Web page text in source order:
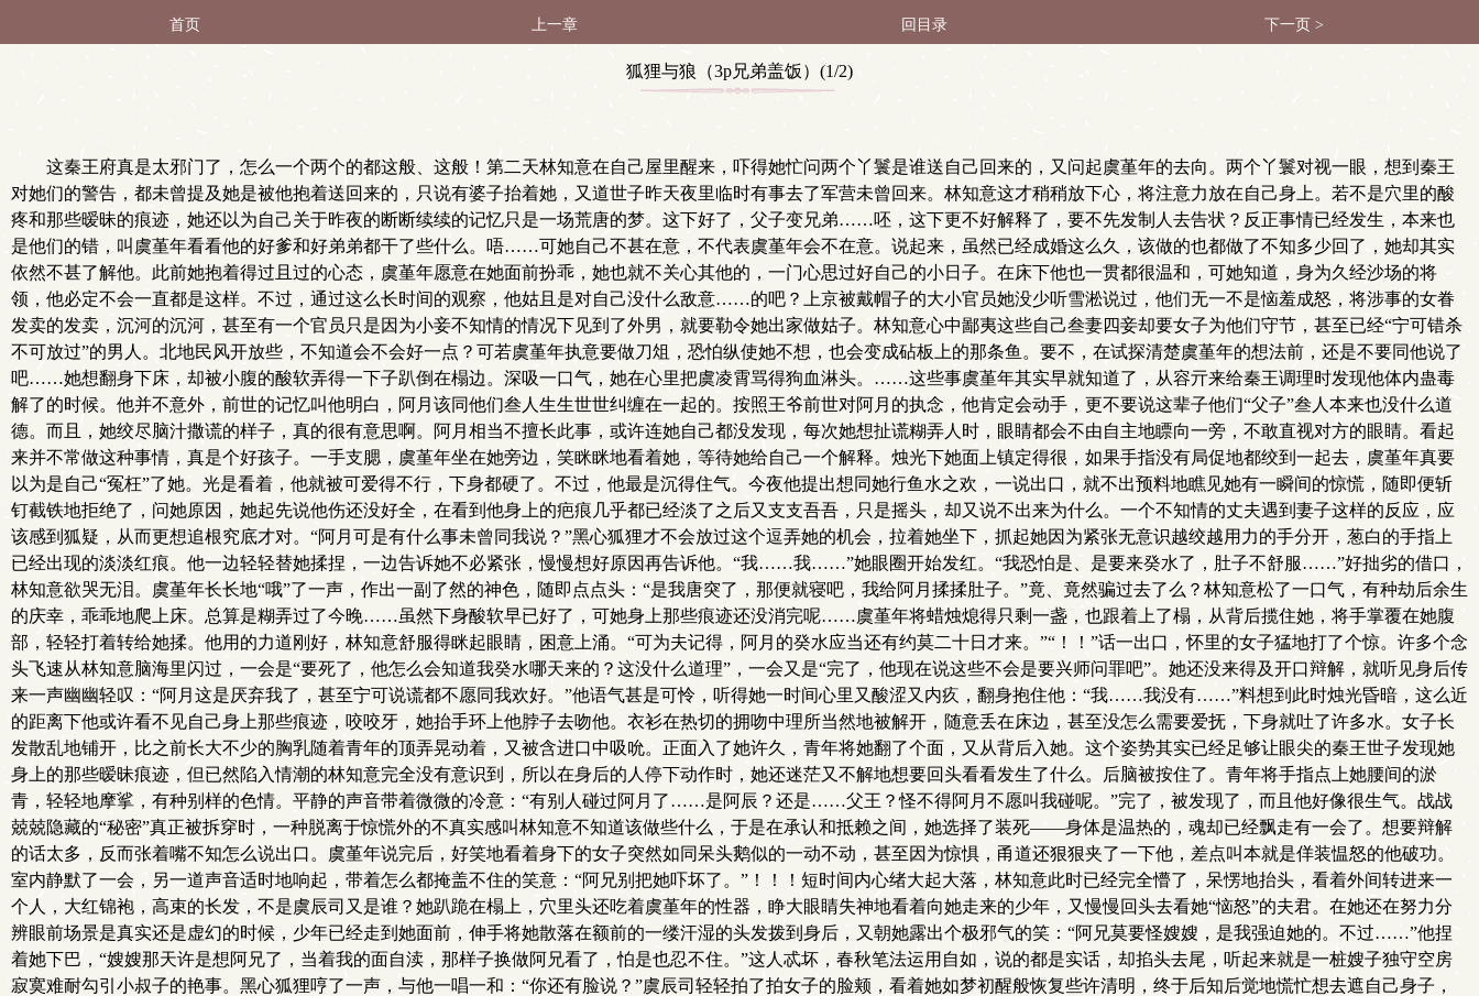
首页 上一章 回目录 下一页 >
狐狸与狼（3p兄弟盖饭）(1/2)
这秦王府真是太邪门了，怎么一个两个的都这般、这般！第二天林知意在自己屋里醒来，吓得她忙问两个丫鬟是谁送自己回来的，又问起虞堇年的去向。两个丫鬟对视一眼，想到秦王
对她们的警告，都未曾提及她是被他抱着送回来的，只说有婆子抬着她，又道世子昨天夜里临时有事去了军营未曾回来。林知意这才稍稍放下心，将注意力放在自己身上。若不是穴里的酸
疼和那些暧昧的痕迹，她还以为自己关于昨夜的断断续续的记忆只是一场荒唐的梦。这下好了，父子变兄弟……呸，这下更不好解释了，要不先发制人去告状？反正事情已经发生，本来也
是他们的错，叫虞堇年看看他的好爹和好弟弟都干了些什么。唔……可她自己不甚在意，不代表虞堇年会不在意。说起来，虽然已经成婚这么久，该做的也都做了不知多少回了，她却其实
依然不甚了解他。此前她抱着得过且过的心态，虞堇年愿意在她面前扮乖，她也就不关心其他的，一门心思过好自己的小日子。在床下他也一贯都很温和，可她知道，身为久经沙场的将
领，他必定不会一直都是这样。不过，通过这么长时间的观察，他姑且是对自己没什么敌意……的吧？上京被戴帽子的大小官员她没少听雪淞说过，他们无一不是恼羞成怒，将涉事的女眷
发卖的发卖，沉河的沉河，甚至有一个官员只是因为小妾不知情的情况下见到了外男，就要勒令她出家做姑子。林知意心中鄙夷这些自己叁妻四妾却要女子为他们守节，甚至已经“宁可错杀
不可放过”的男人。北地民风开放些，不知道会不会好一点？可若虞堇年执意要做刀俎，恐怕纵使她不想，也会变成砧板上的那条鱼。要不，在试探清楚虞堇年的想法前，还是不要同他说了
吧……她想翻身下床，却被小腹的酸软弄得一下子趴倒在榻边。深吸一口气，她在心里把虞凌霄骂得狗血淋头。……这些事虞堇年其实早就知道了，从容亓来给秦王调理时发现他体内蛊毒
解了的时候。他并不意外，前世的记忆叫他明白，阿月该同他们叁人生生世世纠缠在一起的。按照王爷前世对阿月的执念，他肯定会动手，更不要说这辈子他们“父子”叁人本来也没什么道
德。而且，她绞尽脑汁撒谎的样子，真的很有意思啊。阿月相当不擅长此事，或许连她自己都没发现，每次她想扯谎糊弄人时，眼睛都会不由自主地瞟向一旁，不敢直视对方的眼睛。看起
来并不常做这种事情，真是个好孩子。一手支腮，虞堇年坐在她旁边，笑眯眯地看着她，等待她给自己一个解释。烛光下她面上镇定得很，如果手指没有局促地都绞到一起去，虞堇年真要
以为是自己“冤枉”了她。光是看着，他就被可爱得不行，下身都硬了。不过，他最是沉得住气。今夜他提出想同她行鱼水之欢，一说出口，就不出预料地瞧见她有一瞬间的惊慌，随即便斩
钉截铁地拒绝了，问她原因，她起先说他伤还没好全，在看到他身上的疤痕几乎都已经淡了之后又支支吾吾，只是摇头，却又说不出来为什么。一个不知情的丈夫遇到妻子这样的反应，应
该感到狐疑，从而更想追根究底才对。“阿月可是有什么事未曾同我说？”黑心狐狸才不会放过这个逗弄她的机会，拉着她坐下，抓起她因为紧张无意识越绞越用力的手分开，葱白的手指上
已经出现的淡淡红痕。他一边轻轻替她揉捏，一边告诉她不必紧张，慢慢想好原因再告诉他。“我……我……”她眼圈开始发红。“我恐怕是、是要来癸水了，肚子不舒服……”好拙劣的借口，
林知意欲哭无泪。虞堇年长长地“哦”了一声，作出一副了然的神色，随即点点头：“是我唐突了，那便就寝吧，我给阿月揉揉肚子。”竟、竟然骗过去了么？林知意松了一口气，有种劫后余生
的庆幸，乖乖地爬上床。总算是糊弄过了今晚……虽然下身酸软早已好了，可她身上那些痕迹还没消完呢……虞堇年将蜡烛熄得只剩一盏，也跟着上了榻，从背后揽住她，将手掌覆在她腹
部，轻轻打着转给她揉。他用的力道刚好，林知意舒服得眯起眼睛，困意上涌。“可为夫记得，阿月的癸水应当还有约莫二十日才来。”“！！”话一出口，怀里的女子猛地打了个惊。许多个念
头飞速从林知意脑海里闪过，一会是“要死了，他怎么会知道我癸水哪天来的？这没什么道理”，一会又是“完了，他现在说这些不会是要兴师问罪吧”。她还没来得及开口辩解，就听见身后传
来一声幽幽轻叹：“阿月这是厌弃我了，甚至宁可说谎都不愿同我欢好。”他语气甚是可怜，听得她一时间心里又酸涩又内疚，翻身抱住他：“我……我没有……”料想到此时烛光昏暗，这么近
的距离下他或许看不见自己身上那些痕迹，咬咬牙，她抬手环上他脖子去吻他。衣衫在热切的拥吻中理所当然地被解开，随意丢在床边，甚至没怎么需要爱抚，下身就吐了许多水。女子长
发散乱地铺开，比之前长大不少的胸乳随着青年的顶弄晃动着，又被含进口中吸吮。正面入了她许久，青年将她翻了个面，又从背后入她。这个姿势其实已经足够让眼尖的秦王世子发现她
身上的那些暧昧痕迹，但已然陷入情潮的林知意完全没有意识到，所以在身后的人停下动作时，她还迷茫又不解地想要回头看看发生了什么。后脑被按住了。青年将手指点上她腰间的淤
青，轻轻地摩挲，有种别样的色情。平静的声音带着微微的冷意：“有别人碰过阿月了……是阿辰？还是……父王？怪不得阿月不愿叫我碰呢。”完了，被发现了，而且他好像很生气。战战
兢兢隐藏的“秘密”真正被拆穿时，一种脱离于惊慌外的不真实感叫林知意不知道该做些什么，于是在承认和抵赖之间，她选择了装死——身体是温热的，魂却已经飘走有一会了。想要辩解
的话太多，反而张着嘴不知怎么说出口。虞堇年说完后，好笑地看着身下的女子突然如同呆头鹅似的一动不动，甚至因为惊惧，甬道还狠狠夹了一下他，差点叫本就是佯装愠怒的他破功。
室内静默了一会，另一道声音适时地响起，带着怎么都掩盖不住的笑意：“阿兄别把她吓坏了。”！！！短时间内心绪大起大落，林知意此时已经完全懵了，呆愣地抬头，看着外间转进来一
个人，大红锦袍，高束的长发，不是虞辰司又是谁？她趴跪在榻上，穴里头还吃着虞堇年的性器，睁大眼睛失神地看着向她走来的少年，又慢慢回头去看她“恼怒”的夫君。在她还在努力分
辨眼前场景是真实还是虚幻的时候，少年已经走到她面前，伸手将她散落在额前的一缕汗湿的头发拨到身后，又朝她露出个极邪气的笑：“阿兄莫要怪嫂嫂，是我强迫她的。不过……”他捏
着她下巴，“嫂嫂那天许是想阿兄了，当着我的面自渎，那样子换做阿兄看了，怕是也忍不住。”这人忒坏，春秋笔法运用自如，说的都是实话，却掐头去尾，听起来就是一桩嫂子独守空房
寂寞难耐勾引小叔子的艳事。黑心狐狸哼了一声，与他一唱一和：“你还有脸说？”虞辰司轻轻拍了拍女子的脸颊，看着她如梦初醒般恢复些许清明，终于后知后觉地慌忙想去遮自己身子，